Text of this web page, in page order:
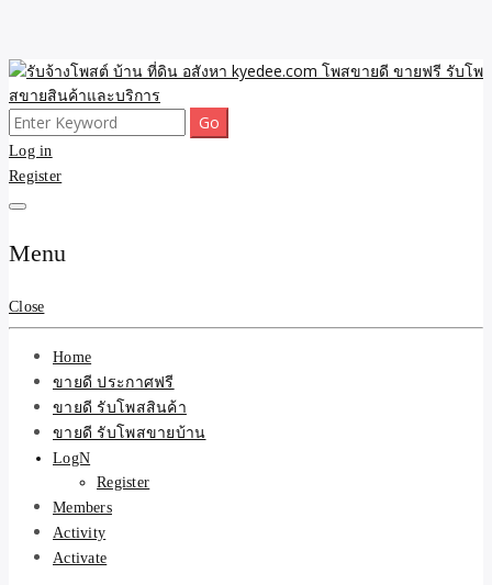
Skip
to
content
รับจ้างโพสต์ บ้าน ที่ดิน
อสังหา kyedee.com โพส
ขายดี ขายฟรี รับโพสขาย
สินค้าและบริการ
ขายดี โพสประกาศขายสินค้าฟรี บ้าน ที่ดิน อสังหา รับโพสต์ประกาศขาย
ของ รับรองผล ดีที่สุดถูกที่สุด ติดหน้าแรกกูเกืล
Search
for:
Log in
Register
Menu
Close
Home
ขายดี ประกาศฟรี
ขายดี รับโพสสินค้า
ขายดี รับโพสขายบ้าน
LogN
Register
Members
Activity
Activate